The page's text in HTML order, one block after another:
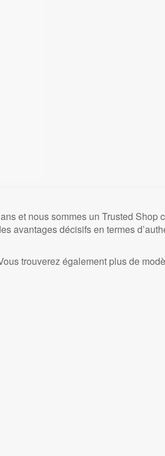
et nous sommes un Trusted Shop
avantages décisifs en termes
trouverez également plus de